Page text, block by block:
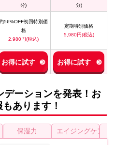
分)
分)
56%OFF初回特別価
格
2,980円(税込)
定期特別価格
5,980円(税込)
お得に試す お得に試す
デーションを発表！お
あります！
保湿力 エイジングケア